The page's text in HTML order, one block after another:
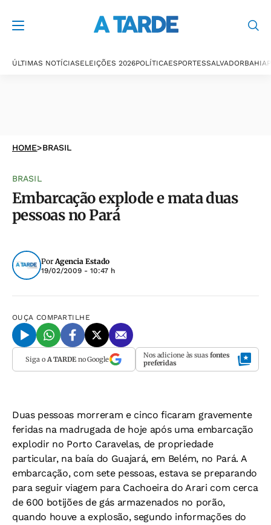
ÚLTIMAS NOTÍCIASELEIÇÕES 2026POLÍTICAESPORTESSALVADORBAHIA
HOME>BRASIL
BRASIL
Embarcação explode e mata duas
pessoas no Pará
PorAgencia Estado
19/02/2009 - 10:47 h
OUÇA COMPARTILHE
Siga o A TARDEno Google Nos adicione às suas fontes
preferidas
Duas pessoas morreram e cinco ficaram gravemente
feridas na madrugada de hoje após uma embarcação
explodir no Porto Caravelas, de propriedade
particular, na baía do Guajará, em Belém, no Pará. A
embarcação, com sete pessoas, estava se preparando
para seguir viagem para Cachoeira do Arari com cerca
de 600 botijões de gás armazenados no porão,
quando houve a explosão, segundo informações do